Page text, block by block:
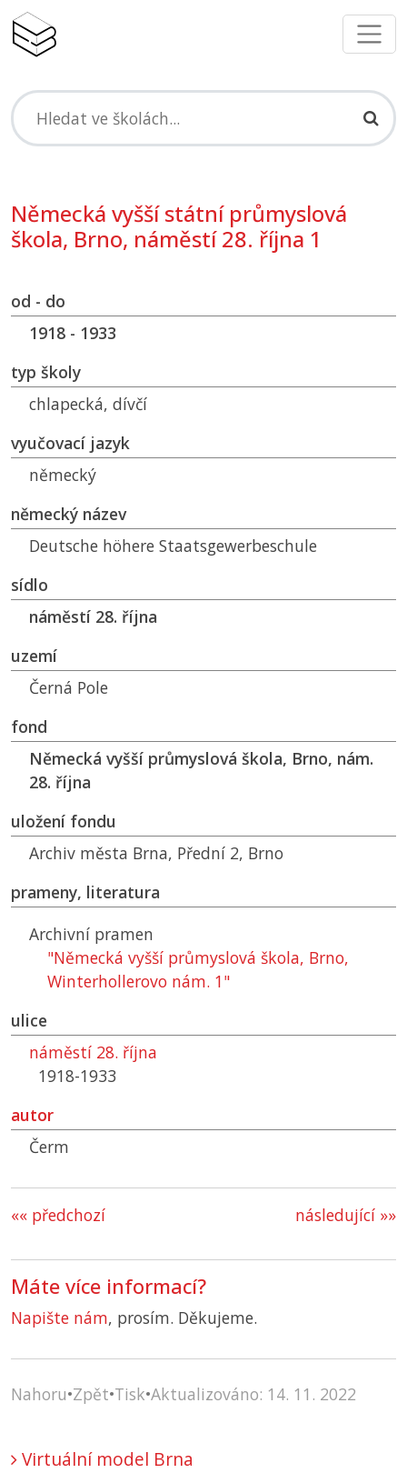
Německá vyšší státní průmyslová
škola, Brno, náměstí 28. října 1
od - do
1918 - 1933
typ školy
chlapecká, dívčí
vyučovací jazyk
německý
německý název
Deutsche höhere Staatsgewerbeschule
sídlo
náměstí 28. října
uzemí
Černá Pole
fond
Německá vyšší průmyslová škola, Brno, nám.
28. října
uložení fondu
Archiv města Brna, Přední 2, Brno
prameny, literatura
Archivní pramen
"Německá vyšší průmyslová škola, Brno,
Winterhollerovo nám. 1"
ulice
náměstí 28. října
1918-1933
autor
Čerm
následující »»
«« předchozí
Máte více informací?
Napište nám, prosím. Děkujeme.
Nahoru•Zpět•Tisk•Aktualizováno: 14. 11. 2022
Virtuální model Brna